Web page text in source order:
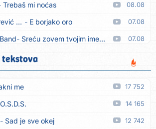
Trebaš mi noćas 08.08
8. Slobodan Batjarević Čobe E borjako oro 07.08
Sreću zovem tvojim imenom (feat. Kristina Smetko) 07.08
Band Tamburaši (feat. Kristina Smetko)
Tvoja šutnja (feat. Kristina Smetko) 07.08
Neću kuhat´, neću prat´ 07.08
Via Roma, nikad doma 07.08
Kada moja mladost prođe 07.08
me 17 752
O.S.D.S. 14 165
Sad je sve okej 12 742